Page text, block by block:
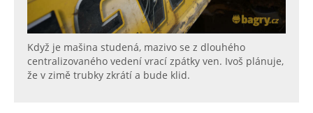
Když je mašina studená, mazivo se z dlouhého
centralizovaného vedení vrací zpátky ven. Ivoš plánuje,
že v zimě trubky zkrátí a bude klid.